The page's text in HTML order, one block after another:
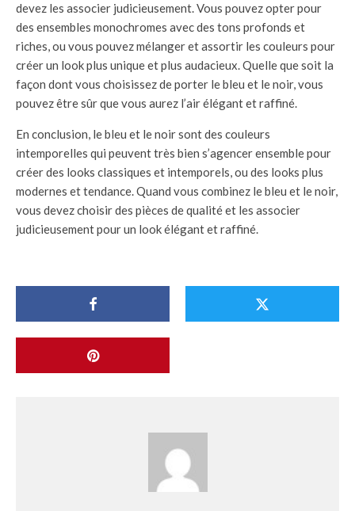
devez les associer judicieusement. Vous pouvez opter pour
des ensembles monochromes avec des tons profonds et
riches, ou vous pouvez mélanger et assortir les couleurs pour
créer un look plus unique et plus audacieux. Quelle que soit la
façon dont vous choisissez de porter le bleu et le noir, vous
pouvez être sûr que vous aurez l’air élégant et raffiné.
En conclusion, le bleu et le noir sont des couleurs
intemporelles qui peuvent très bien s’agencer ensemble pour
créer des looks classiques et intemporels, ou des looks plus
modernes et tendance. Quand vous combinez le bleu et le noir,
vous devez choisir des pièces de qualité et les associer
judicieusement pour un look élégant et raffiné.